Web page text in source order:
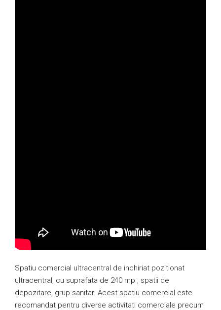
Spatiu comercial ultracentral de inchiriat pozitionat
ultracentral, cu suprafata de 240 mp , spatii de
depozitare, grup sanitar. Acest spatiu comercial este
recomandat pentru diverse activitati comerciale precum